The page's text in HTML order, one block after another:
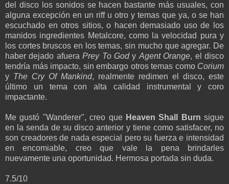
del disco los sonidos se hacen bastante más usuales, con
alguna excepción en un riff u otro y temas que ya, o se han
escuchado en otros sitios, o hacen demasiado uso de los
manidos ingredientes Metalcore, como la velocidad pura y
los cortes bruscos en los temas, sin mucho que agregar. De
haber dejado afueraPrey To Gody Agent Orange, el disco
tendría más impacto, sin embargo otros temas como Corium
y The Cry Of Mankind, realmente redimen el disco, este
último un tema con alta calidad instrumental y coro
impactante.
Me gustó "Wanderer", creo que Heaven Shall Burn sigue
en la senda de su disco anterior y tiene como satisfacer, no
son creadores de nada especial pero su fuerza e intensidad
en encomiable, creo que vale la pena brindarles
nuevamente una oportunidad. Hermosa portada sin duda.
7.5/10